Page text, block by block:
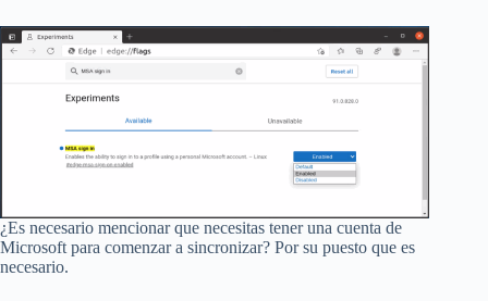
¿Es necesario mencionar que necesitas tener una cuenta de
Microsoft para comenzar a sincronizar? Por su puesto que es
necesario.